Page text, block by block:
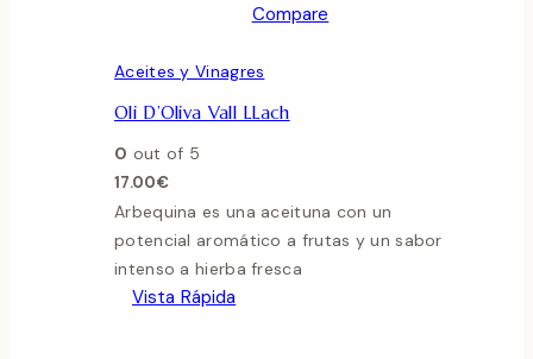
Compare
Aceites y Vinagres
Oli D’Oliva Vall LLach
0 out of 5
17.00€
Arbequina es una aceituna con un
potencial aromático a frutas y un sabor
intenso a hierba fresca
Vista Rápida